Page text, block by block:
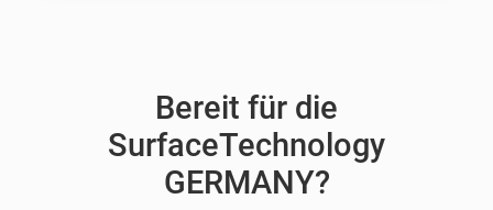
Bereit für die
SurfaceTechnology
GERMANY?